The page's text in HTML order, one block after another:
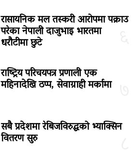
रासायनिक मल तस्करी आरोपमा पक्राउ
परेका नेपाली दाजुभाइ भारतमा
धरौटीमा छुटे
राष्ट्रिय परिचयपत्र प्रणाली एक
महिनादेखि ठप्प, सेवाग्राही मर्कामा
सबै प्रदेशमा रेबिजविरुद्धको भ्याक्सिन
वितरण सुरु